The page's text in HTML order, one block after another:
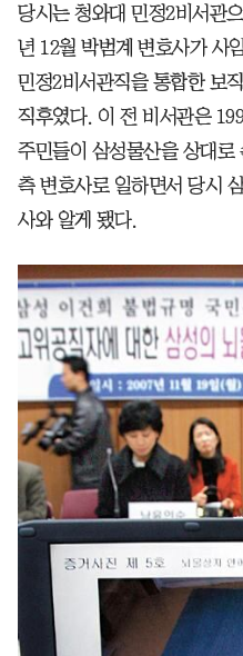
당시는 청와대 민정2비서관
년 12월 박범계 변호사가 사
민정2비서관직을 통합한 보
직후였다. 이 전 비서관은
주민들이 삼성물산을 상대로
측 변호사로 일하면서 당시
사와 알게 됐다.